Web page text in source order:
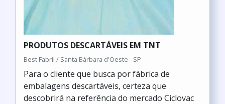
PRODUTOS DESCARTÁVEIS EM TNT
Best Fabril / Santa Bárbara d'Oeste - SP
Para o cliente que busca por fábrica de
embalagens descartáveis, certeza que
descobrirá na referência do mercado Ciclovac